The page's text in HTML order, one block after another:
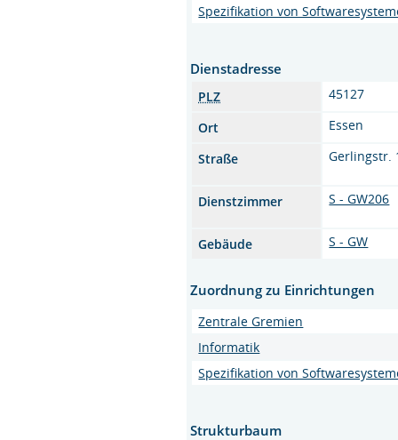
Spezifikation von
Dienstadresse
PLZ
45127
Ort
Essen
Straße
Gerlingstr.
Dienstzimmer S - GW206
Gebäude S - GW
Zuordnung zu Einrichtungen
Zentrale Gremien
Informatik
Spezifikation von
Strukturbaum